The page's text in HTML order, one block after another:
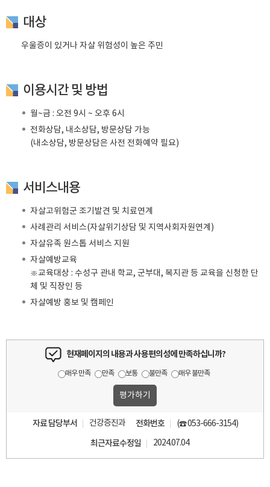
대상
우울증이 있거나 자살 위험성이 높은 주민
이용시간 및 방법
월~금 : 오전 9시 ~ 오후 6시
전화상담, 내소상담, 방문상담 가능
(내소상담, 방문상담은 사전 전화예약 필요)
서비스내용
자살고위험군 조기발견 및 치료연계
사례관리 서비스(자살위기상담 및 지역사회자원연계)
자살유족 원스톱 서비스 지원
자살예방교육
※교육대상 : 수성구 관내 학교, 군부대, 복지관 등 교육을 신청한 단
체 및 직장인 등
자살예방 홍보 및 캠페인
현재페이지의 내용과 사용편의성에 만족하십니까?
매우 만족 만족 보통 불만족 매우 불만족
자료 담당부서 건강증진과 전화번호 (☎ 053-666-3154)
최근자료수정일 2024.07.04